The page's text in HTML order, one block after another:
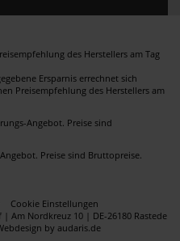
des Herstellers am Tag
Ersparnis errechnet sich
Preisempfehlung des Herstellers am
Angebot. Preise sind
Preise sind Bruttopreise.
Cookie Einstellungen
Am Nordkreuz 10 | DE-26180 Rastede
by audaris.de